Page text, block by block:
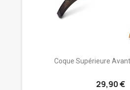
Coque Supérieure
29,90 €